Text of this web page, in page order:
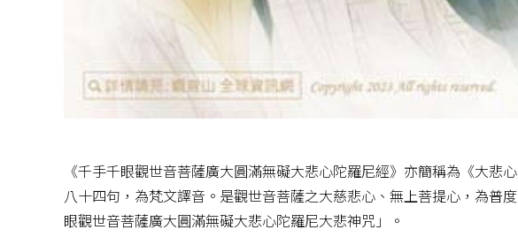
《千手千眼觀世音菩薩廣大圓滿無礙大悲心陀羅尼經》亦簡稱為《大悲
八十四句，為梵文譯音。是觀世音菩薩之大慈悲心、無上菩提心，為普
眼觀世音菩薩廣大圓滿無礙大悲心陀羅尼大悲神咒」。